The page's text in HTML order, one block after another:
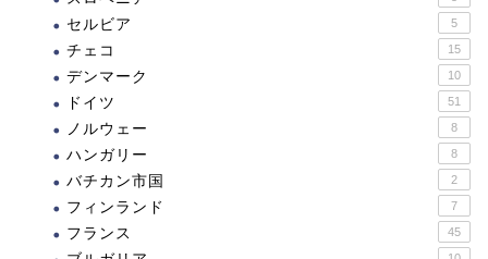
セルビア 5
チェコ 15
デンマーク 10
ドイツ 51
ノルウェー 8
ハンガリー 8
バチカン市国 2
フィンランド 7
フランス 45